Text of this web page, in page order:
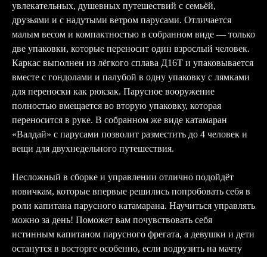
увлекательных, душевных путешествий с семьёй,
друзьями и с надутыми ветром парусами. Отличается
малым весом и компактностью в собранном виде — только
две упаковки, которые переносит один взрослый человек.
Каркас выполнен из лёгкого сплава Д16Т и упаковывается
вместе с гондолами и палубой в одну упаковку с лямками
для переноски как рюкзак. Парусное вооружение
полностью вмещается во вторую упаковку, которая
переносится в руке. В собранном же виде катамаран
«Валдай» с парусами позволит разместить до 4 человек и
вещи для двухнедельного путешествия.
Несложный в сборке и управлении отлично подойдёт
новичкам, которые впервые решились попробовать себя в
роли капитана парусного катамарана. Научиться управлять
можно за день! Поможет вам почувствовать себя
истинным капитаном парусного фрегата, а девушки и дети
останутся в восторге особенно, если водрузить на мачту